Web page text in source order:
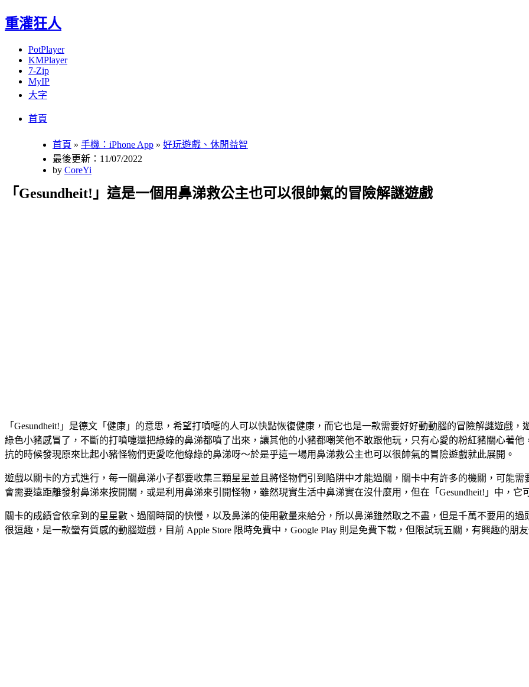
重灌狂人
PotPlayer
KMPlayer
7-Zip
MyIP
大字
首頁
首頁 » 手機：iPhone App » 好玩遊戲、休閒益智
最後更新：11/07/2022
by CoreYi
「Gesundheit!」這是一個用鼻涕救公主也可以很帥氣的冒險解謎遊戲
「Gesundheit!」是德文「健康」的意思，希望打噴嚏的人可以快點恢復健康，而它也是一款需要好好動動腦的冒險解謎遊戲
綠色小豬感冒了，不斷的打噴嚏還把綠綠的鼻涕都噴了出來，讓其他的小豬都嘲笑他不敢跟他玩，只有心愛的粉紅豬關心著
抗的時候發現原來比起小豬怪物們更愛吃他綠綠的鼻涕呀～於是乎這一場用鼻涕救公主也可以很帥氣的冒險遊戲就此展開。
遊戲以關卡的方式進行，每一關鼻涕小子都要收集三顆星星並且將怪物們引到陷阱中才能過關，關卡中有許多的機關，可能
會需要遠距離發射鼻涕來按開關，或是利用鼻涕來引開怪物，雖然現實生活中鼻涕實在沒什麼用，但在「Gesundheit!」中，它
關卡的成績會依拿到的星星數、過關時間的快慢，以及鼻涕的使用數量來給分，所以鼻涕雖然取之不盡，但是千萬不要用的
很逗趣，是一款蠻有質感的動腦遊戲，目前 Apple Store 限時免費中，Google Play 則是免費下載，但限試玩五關，有興趣的朋友